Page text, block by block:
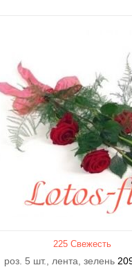
225 Свежесть
роз. 5 шт., лента, зелень